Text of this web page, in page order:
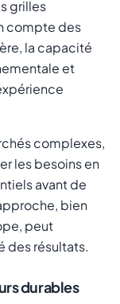
grilles
compte des
la capacité
et
complexes,
les besoins en
avant de
bien
peut
des résultats.
durables